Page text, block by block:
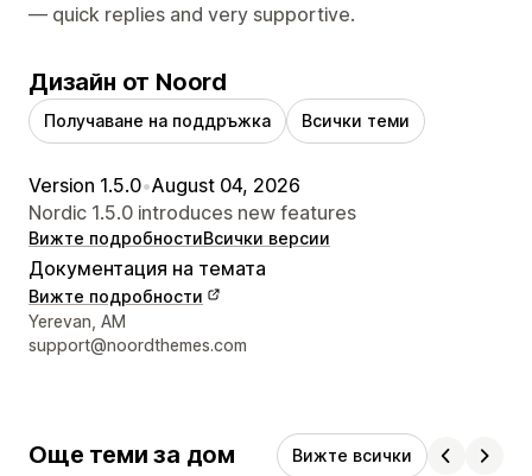
— quick replies and very supportive.
Дизайн от Noord
Получаване на поддръжка Всички теми
Version 1.5.0•August 04, 2026
Nordic 1.5.0 introduces new features
Вижте подробностиВсички версии
Документация на темата
Вижте подробности
Данни за връзка с дизайнера
Yerevan, AM
support@noordthemes.com
Още теми за дом Вижте всички